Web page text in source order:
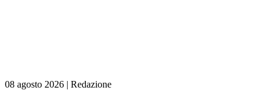
08 agosto 2026 | Redazione